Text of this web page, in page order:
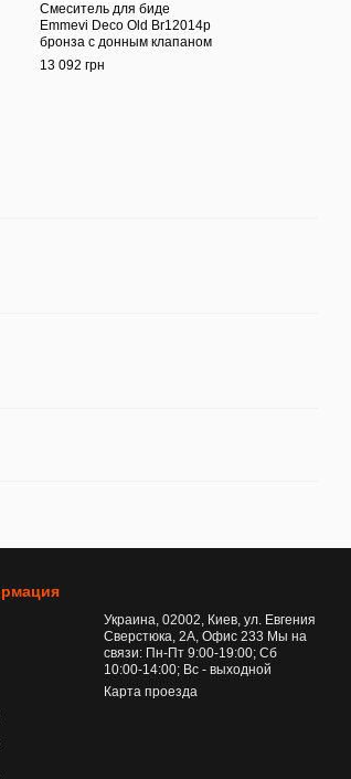
Смеситель для биде
Emmevi Deco Old Br12014p
бронза с донным клапаном
13 092 грн
Украина, 02002, Киев, ул. Евгения
Сверстюка, 2А, Офис 233 Мы на
связи: Пн-Пт 9:00-19:00; Сб
10:00-14:00; Вс - выходной
Карта проезда